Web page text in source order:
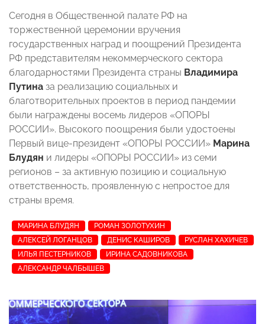
Сегодня в Общественной палате РФ на
торжественной церемонии вручения
государственных наград и поощрений Президента
РФ представителям некоммерческого сектора
благодарностями Президента страны Владимира
Путина за реализацию социальных и
благотворительных проектов в период пандемии
были награждены восемь лидеров «ОПОРЫ
РОССИИ». Высокого поощрения были удостоены
Первый вице-президент «ОПОРЫ РОССИИ» Марина
Блудян и лидеры «ОПОРЫ РОССИИ» из семи
регионов – за активную позицию и социальную
ответственность, проявленную с непростое для
страны время.
МАРИНА БЛУДЯН
РОМАН ЗОЛОТУХИН
АЛЕКСЕЙ ЛОГАНЦОВ
ДЕНИС КАШИРОВ
РУСЛАН ХАХИЧЕВ
ИЛЬЯ ПЕСТЕРНИКОВ
ИРИНА САДОВНИКОВА
АЛЕКСАНДР ЧАЛБЫШЕВ